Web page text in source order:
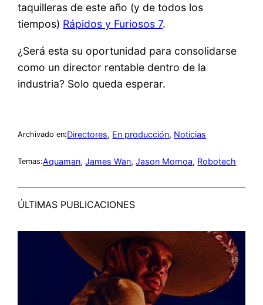
taquilleras de este año (y de todos los
tiempos) Rápidos y Furiosos 7.
¿Será esta su oportunidad para consolidarse
como un director rentable dentro de la
industria? Solo queda esperar.
Archivado en:Directores, En producción, Noticias
Temas:Aquaman, James Wan, Jason Momoa, Robotech
ÚLTIMAS PUBLICACIONES